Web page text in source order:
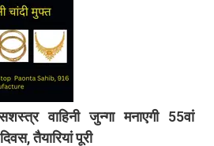
वाहिनी जुन्गा मनाएगी 55वां
तैयारियां पूरी